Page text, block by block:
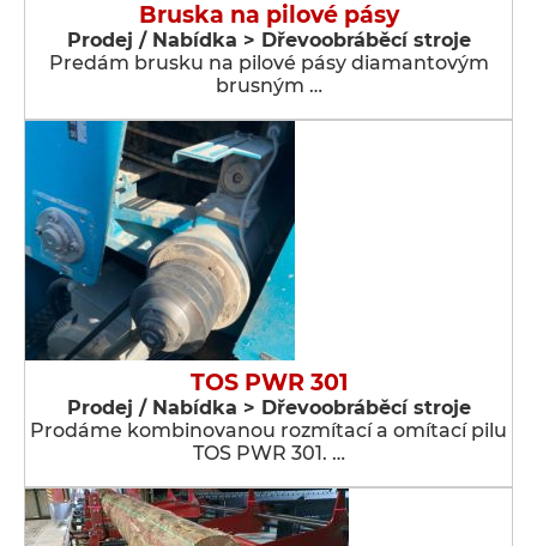
Bruska na pilové pásy
Prodej / Nabídka > Dřevoobráběcí stroje
Predám brusku na pilové pásy diamantovým
brusným …
TOS PWR 301
Prodej / Nabídka > Dřevoobráběcí stroje
Prodáme kombinovanou rozmítací a omítací pilu
TOS PWR 301. …